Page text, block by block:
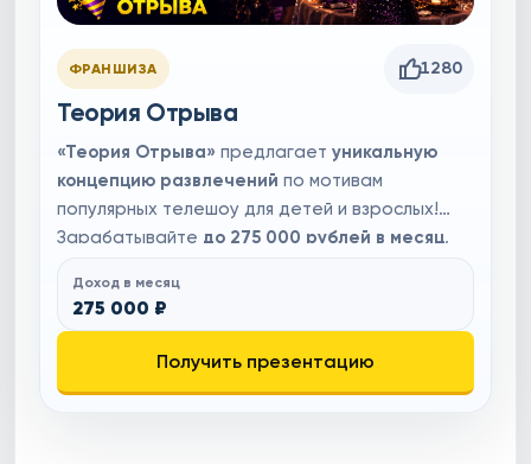
ФРАНШИЗА 1280
Теория Отрыва
«Теория Отрыва» предлагает уникальную
концепцию развлечений по мотивам
популярных телешоу для детей и взрослых!
Зарабатывайте до 275 000 рублей в месяц,
спросом на растущем рынке развлечений
онлайн-обучение, поддержку экспертов и
Доход в месяц
275 000 ₽
Получить презентацию